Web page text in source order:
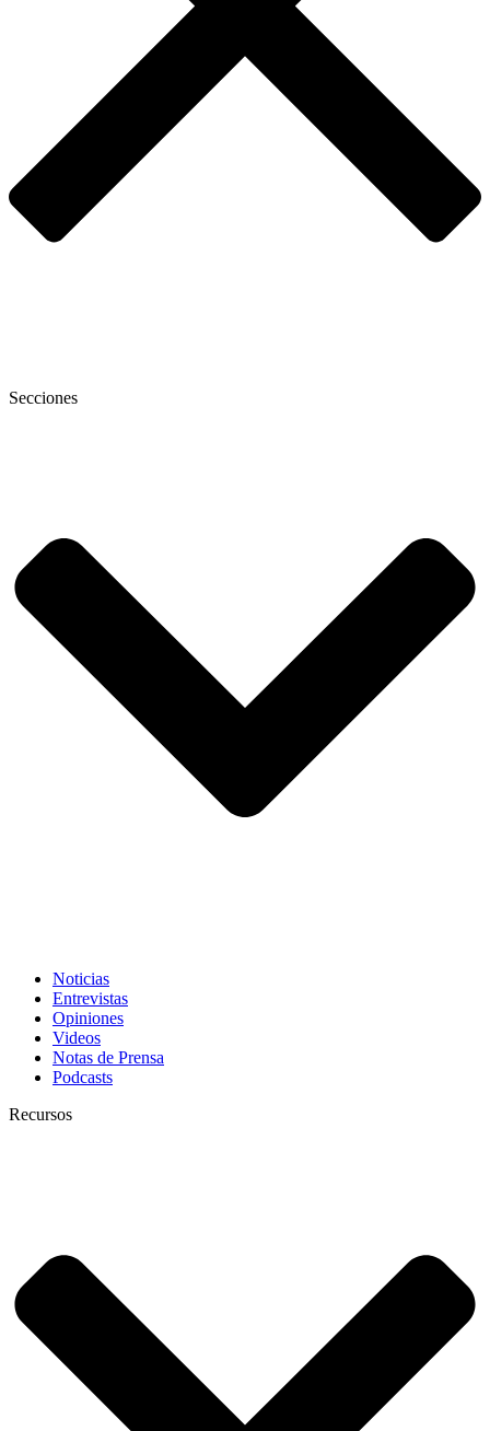
Secciones
Noticias
Entrevistas
Opiniones
Videos
Notas de Prensa
Podcasts
Recursos